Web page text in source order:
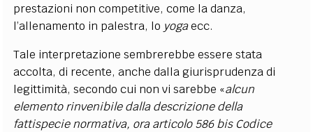
prestazioni non competitive, come la danza,
l’allenamento in palestra, lo yogaecc.
Tale interpretazione sembrerebbe essere stata
accolta, di recente, anche dalla giurisprudenza di
legittimità, secondo cui non vi sarebbe «alcun
elemento rinvenibile dalla descrizione della
fattispecie normativa, ora articolo 586 bis Codice